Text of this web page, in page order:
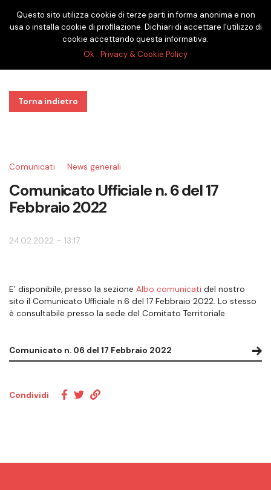
Torna indietro
Comunicati News generali
Comunicato Ufficiale n. 6 del 17
Febbraio 2022
24.02.2022 – 13:17
E’ disponibile, presso la sezione Albo comunicati del nostro
sito il Comunicato Ufficiale n.6 del 17 Febbraio 2022. Lo stesso
è consultabile presso la sede del Comitato Territoriale.
Comunicato n. 06 del 17 Febbraio 2022
Condividi
Questo sito utilizza cookie di terze parti in forma anonima e non
usa o installa cookie di profilazione. Dichiari di accettare l’utilizzo di
cookie accettando questa informativa.
Ok
Privacy & Cookie Policy